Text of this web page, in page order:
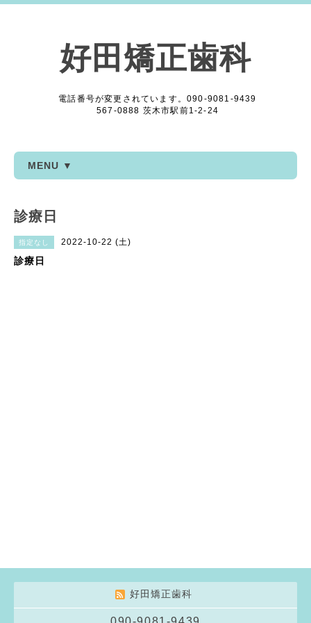
好田矯正歯科
電話番号が変更されています。090-9081-9439
567-0888 茨木市駅前1-2-24
MENU ▼
診療日
指定なし 2022-10-22 (土)
診療日
好田矯正歯科